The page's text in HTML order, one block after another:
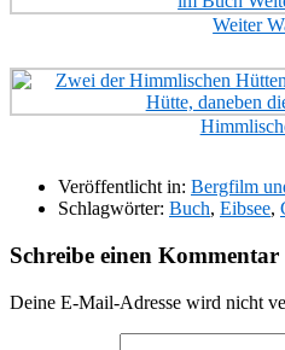
Weiter
Veröffentlicht in: Bergfilm
Schlagwörter: Buch, Eibsee,
Schreibe einen Kommentar
Deine E-Mail-Adresse wird nicht